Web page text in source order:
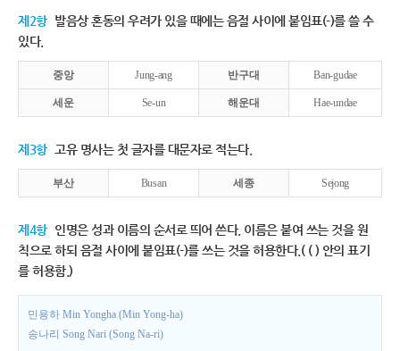
제2항 발음상 혼동의 우려가 있을 때에는 음절 사이에 붙임표(-)를 쓸 수
있다.
중앙 Jung-ang 반구대 Ban-gudae
세운 Se-un 해운대 Hae-undae
제3항 고유 명사는 첫 글자를 대문자로 적는다.
부산 Busan 세종 Sejong
제4항 인명은 성과 이름의 순서로 띄어 쓴다. 이름은 붙여 쓰는 것을 원
칙으로 하되 음절 사이에 붙임표(-)를 쓰는 것을 허용한다.( ( ) 안의 표기
를 허용함.)
민용하 Min Yongha (Min Yong-ha)
송나리 Song Nari (Song Na-ri)